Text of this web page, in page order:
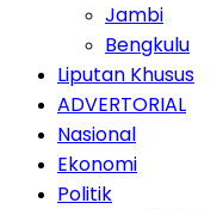
Jambi
Bengkulu
Liputan Khusus
ADVERTORIAL
Nasional
Ekonomi
Politik